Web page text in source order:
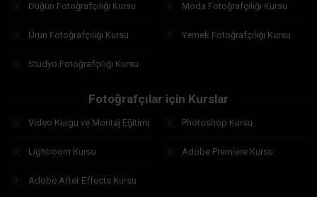
Düğün Fotoğrafçılığı Kursu Moda Fotoğrafçılığı Kursu
Ürün Fotoğrafçılığı Kursu Yemek Fotoğrafçılığı Kursu
Stüdyo Fotoğrafçılığı Kursu
Fotoğrafçılar için Kurslar
Video Kurgu ve Montaj Eğitimi Photoshop Kursu
Lightroom Kursu Adobe Premiere Kursu
Adobe After Effects Kursu